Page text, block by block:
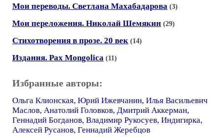
Мои переводы. Светлана Махабадарова (3)
Мои переложения. Николай Шемякин (29)
Стихотворения в прозе. 20 век (14)
Издания. Pax Mongolica (11)
Избранные авторы:
Ольга Клионская, Юрий Ижевчанин, Илья Васильевич
Маслов, Анатолий Головков, Дмитрий Аккерман,
Геннадий Богданов, Владимир Рукосуев, Индигирка,
Алексей Русанов, Геннадий Жеребцов